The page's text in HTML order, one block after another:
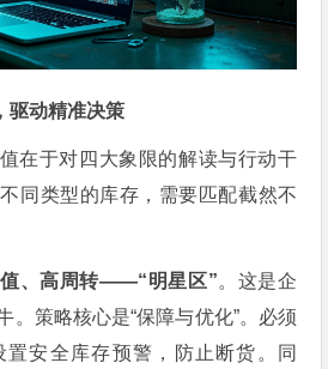
驱动精准决策
在于对四大象限的解读与行动干
同类型的库存，需要匹配截然不
、高周转——“明星区”。这是企
。策略核心是“保障与优化”。必须
安全库存预警，防止断货。同